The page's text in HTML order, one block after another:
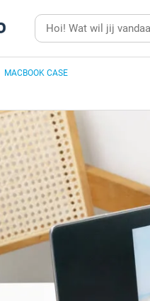
MACBOOK CASE